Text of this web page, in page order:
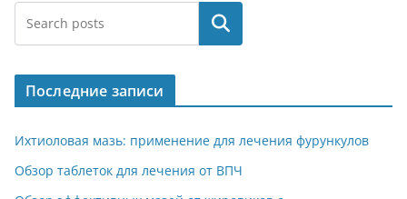
Поиск
Последние записи
Ихтиоловая мазь: применение для лечения фурункулов
Обзор таблеток для лечения от ВПЧ